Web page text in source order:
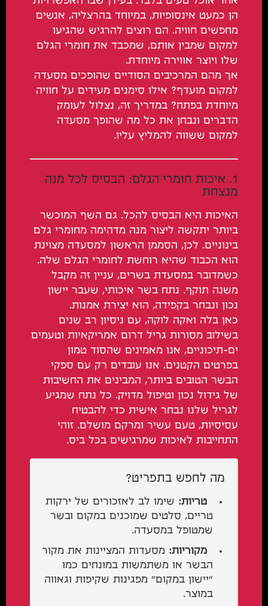
הן כמעט אינסופיות, במיוחד בהרצליה, אנשים
מחפשים חוויה. הם רוצים להרגיש שהגיעו
למקום שמבין אותם, שמכבד את חומרי הגלם
שלו ויוצר אווירה מיוחדת.
אך מהם המרכיבים הסודיים שהופכים מסעדה
למקום מועדף? אילו סימנים מעידים על חוויה
מיוחדת בפתח? במדריך זה, נצלול לעומק
הדברים ונבחן את כל מה שהופך מסעדה
למקום ששווה להמליץ עליו.
1. איכות חומרי הגלם: הבסיס לכל מנה
מנצחת
האיכות היא הבסיס להכל. גם השף המוכשר
ביותר יתקשה ליצור מנה מדהימה מחומרי גלם
בינוניים. לכן, הסממן הראשון למסעדה מצוינת
הוא הכבוד שהיא רוחשת לחומרי הגלם שלה.
כשמדובר במסעדת בשרים, עניין זה מקבל
משנה תוקף. נתח בשר איכותי, שעבר יישון
נכון ונבחר בקפידה, הוא יצירת אמנות.
כאן בלה ואקה לוקה, עם ניסיון רב שנים
בשילוב מסורות גריל דרום אמריקאיות וטעמים
ים-תיכוניים, אנו מאמינים שהסוד טמון
בפרטים הקטנים. אנו עובדים רק עם ספקי
הבשר הטובים ביותר, המבינים את החשיבות
של גידול נכון וטיפול מדויק. כל נתח שמגיע
לגריל שלנו נבחר אישית כדי להבטיח
עסיסיות, טעם עשיר ומרקם מושלם. זוהי
התחייבות לאיכות שמרגישים בכל ביס.
מה לחפש בתפריט?
טריות: שימו לב לאזכורים של ירקות
טריים, סלטים שמוכנים במקום ובשר
שמטופל במסעדה.
מקוריות: מסעדות המציינות את מקור
הבשר או משתמשות במונחים כמו
"יישון במקום" מפגינות שקיפות וגאווה
במוצר.